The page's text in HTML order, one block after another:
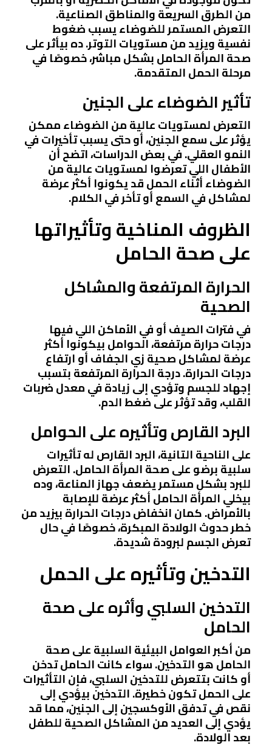
من الطرق السريعة والمناطق الصناعية.
التعرض المستمر للضوضاء يسبب ضغوط
نفسية ويزيد من مستويات التوتر. ده بيأثر على
صحة المرأة الحامل بشكل مباشر، خصوصًا في
مرحلة الحمل المتقدمة.
تأثير الضوضاء على الجنين
التعرض لمستويات عالية من الضوضاء ممكن
يؤثر على سمع الجنين، أو حتى يسبب تأخيرات في
النمو العقلي. في بعض الدراسات، اتضح أن
الأطفال اللي تعرضوا لمستويات عالية من
الضوضاء أثناء الحمل قد يكونوا أكثر عرضة
لمشاكل في السمع أو تأخر في الكلام.
الظروف المناخية وتأثيراتها
على صحة الحامل
الحرارة المرتفعة والمشاكل
الصحية
في فترات الصيف أو في الأماكن اللي فيها
درجات حرارة مرتفعة، الحوامل بيكونوا أكثر
عرضة لمشاكل صحية زي الجفاف أو ارتفاع
درجات الحرارة. درجة الحرارة المرتفعة بتسبب
إجهاد للجسم وتؤدي إلى زيادة في معدل ضربات
القلب، وقد تؤثر على ضغط الدم.
البرد القارص وتأثيره على الحوامل
على الناحية التانية، البرد القارص له تأثيرات
سلبية برضو على صحة المرأة الحامل. التعرض
للبرد بشكل مستمر يضعف جهاز المناعة، وده
بيخلي المرأة الحامل أكثر عرضة للإصابة
بالأمراض. كمان انخفاض درجات الحرارة بيزيد من
خطر حدوث الولادة المبكرة، خصوصًا في حال
تعرض الجسم لبرودة شديدة.
التدخين وتأثيره على الحمل
التدخين السلبي وأثره على صحة
الحامل
من أكبر العوامل البيئية السلبية على صحة
الحامل هو التدخين. سواء كانت الحامل تدخن
أو كانت بتتعرض للتدخين السلبي، فإن التأثيرات
على الحمل تكون خطيرة. التدخين بيؤدي إلى
نقص في تدفق الأوكسجين إلى الجنين، مما قد
يؤدي إلى العديد من المشاكل الصحية للطفل
بعد الولادة.